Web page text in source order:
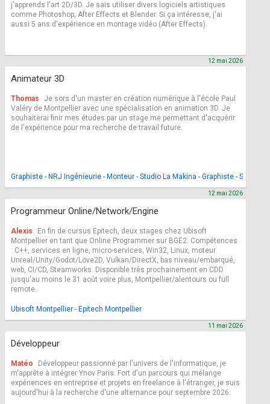
j'apprends l'art 2D/3D. Je sais utiliser divers logiciels artistiques
comme Photoshop, After Effects et Blender. Si ça intéresse, j'ai
aussi 5 ans d'expérience en montage vidéo (After Effects).
Animateur 3D
12 mai 2026
Thomas
Je sors d'un master en création numérique à l'école Paul
Valéry de Montpellier avec une spécialisation en animation 3D. Je
souhaiterai finir mes études par un stage me permettant d'acquérir
de l'expérience pour ma recherche de travail future.
Graphiste - NRJ Ingénieurie - Monteur - Studio La Makina - Graphiste - SOS
Programmeur Online/Network/Engine
12 mai 2026
Alexis
En fin de cursus Epitech, deux stages chez Ubisoft
Montpellier en tant que Online Programmer sur BGE2. Compétences
: C++, services en ligne, micro-services, Win32, Linux, moteur
Unreal/Unity/Godot/Löve2D, Vulkan/DirectX, bas niveau/embarqué,
web, CI/CD, Steamworks. Disponible très prochainement en CDD
jusqu'au moins le 31 août voire plus, Montpellier/alentours ou full
remote.
Ubisoft Montpellier - Epitech Montpellier
Développeur
11 mai 2026
Matéo
Développeur passionné par l'univers de l'informatique, je
m'apprête à intégrer Ynov Paris. Fort d'un parcours qui mélange
expériences en entreprise et projets en freelance à l'étranger, je suis
aujourd'hui à la recherche d'une alternance pour septembre 2026.